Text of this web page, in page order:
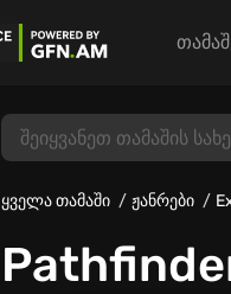
ყველა თამაში ჟანრები